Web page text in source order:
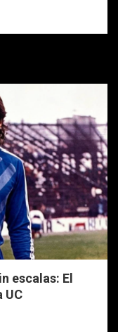
escalas: El
UC